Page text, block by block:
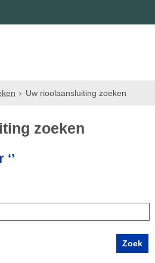
Uw rioolaansluiting zoeken
zoeken